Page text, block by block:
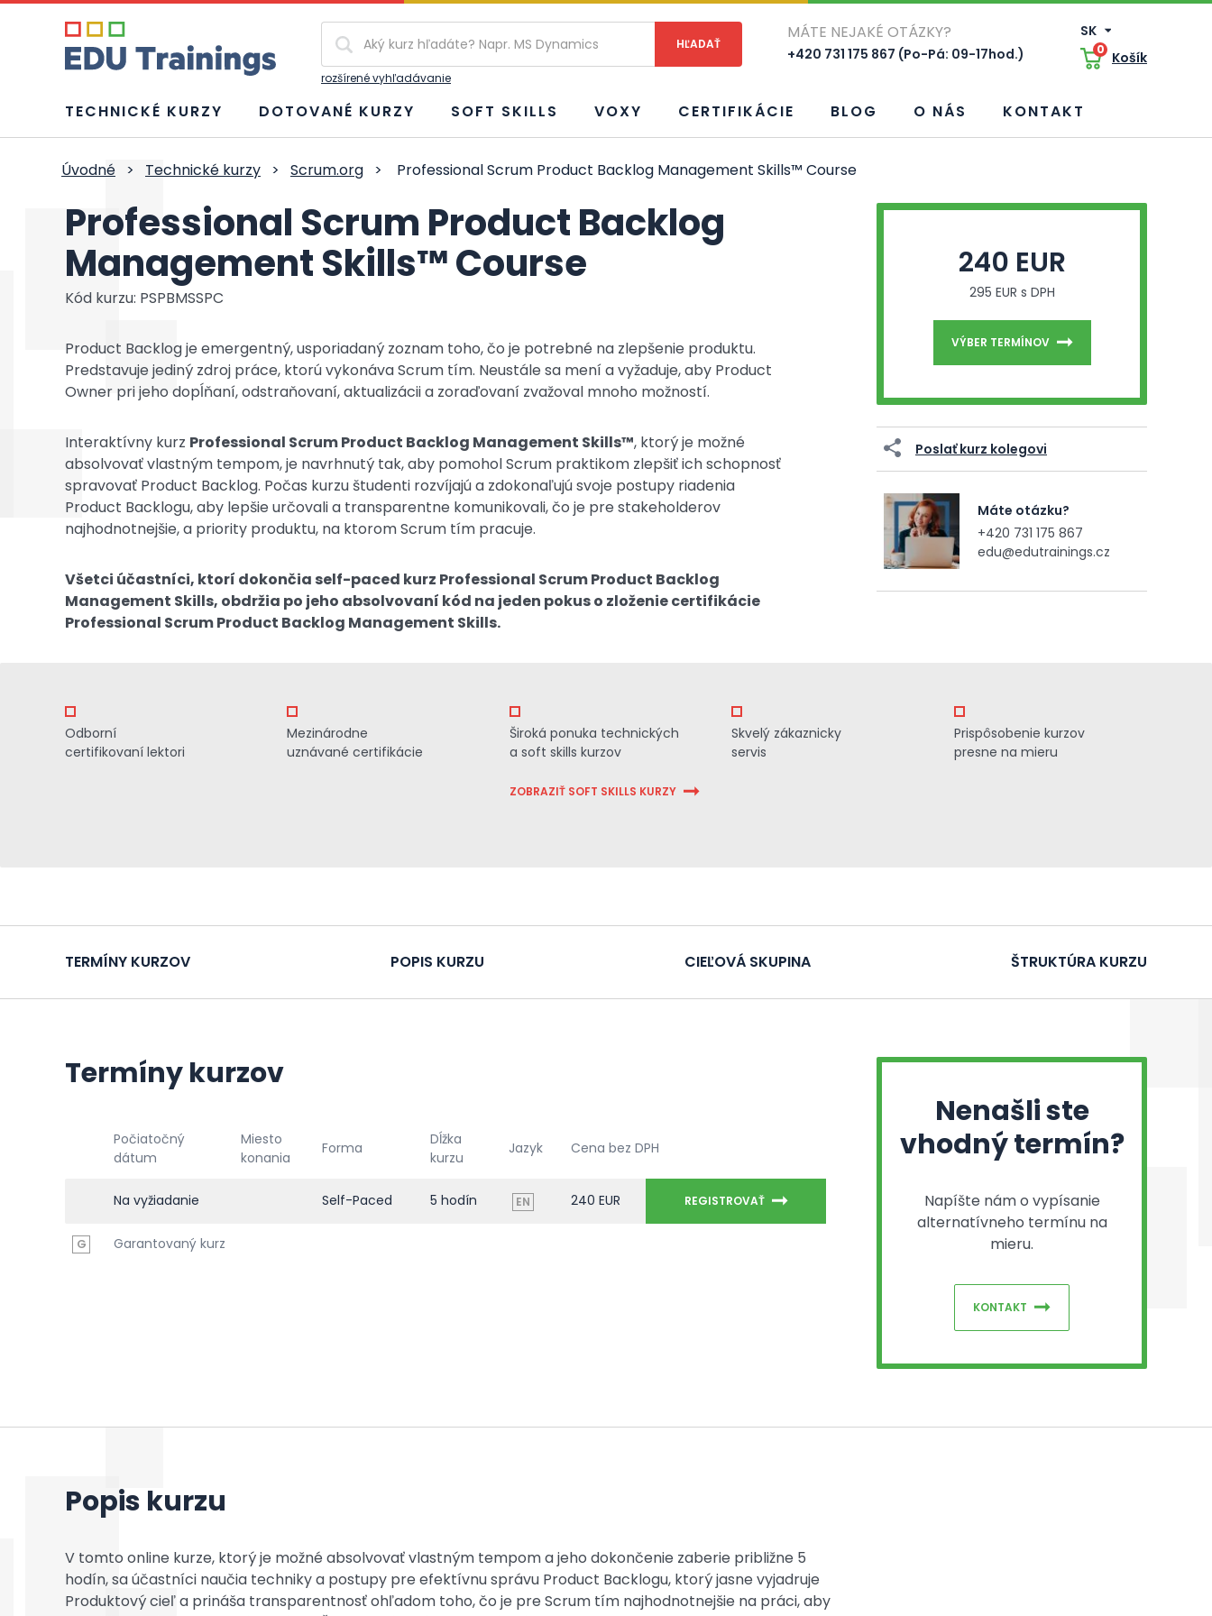
rozšírené vyhľadávanie
MÁTE NEJAKÉ OTÁZKY?
+420 731 175 867 (Po-Pá: 09-17hod.)
SK
0 Košík
TECHNICKÉ KURZY DOTOVANÉ KURZY SOFT SKILLS VOXY CERTIFIKÁCIE BLOG O NÁS KONTAKT
Úvodné > Technické kurzy > Scrum.org > Professional Scrum Product Backlog Management Skills™ Course
Professional Scrum Product Backlog
Management Skills™ Course
Kód kurzu: PSPBMSSPC
Product Backlog je emergentný, usporiadaný zoznam toho, čo je potrebné na zlepšenie produktu.
Predstavuje jediný zdroj práce, ktorú vykonáva Scrum tím. Neustále sa mení a vyžaduje, aby Product
Owner pri jeho dopĺňaní, odstraňovaní, aktualizácii a zoraďovaní zvažoval mnoho možností.
Interaktívny kurz Professional Scrum Product Backlog Management Skills™, ktorý je možné
absolvovať vlastným tempom, je navrhnutý tak, aby pomohol Scrum praktikom zlepšiť ich schopnosť
spravovať Product Backlog. Počas kurzu študenti rozvíjajú a zdokonaľujú svoje postupy riadenia
Product Backlogu, aby lepšie určovali a transparentne komunikovali, čo je pre stakeholderov
najhodnotnejšie, a priority produktu, na ktorom Scrum tím pracuje.
Všetci účastníci, ktorí dokončia self-paced kurz Professional Scrum Product Backlog
Management Skills, obdržia po jeho absolvovaní kód na jeden pokus o zloženie certifikácie
Professional Scrum Product Backlog Management Skills.
240 EUR
295 EUR s DPH
VÝBER TERMÍNOV
Poslať kurz kolegovi
Máte otázku?
+420 731 175 867
edu@edutrainings.cz
Odborní
certifikovaní lektori
Mezinárodne
uznávané certifikácie
Široká ponuka technických
a soft skills kurzov
ZOBRAZIŤ SOFT SKILLS KURZY
Skvelý zákaznicky
servis
Prispôsobenie kurzov
presne na mieru
TERMÍNY KURZOV POPIS KURZU CIEĽOVÁ SKUPINA ŠTRUKTÚRA KURZU
Termíny kurzov
Počiatočný
dátum
Miesto
konania
Forma
Dĺžka
kurzu
Jazyk Cena bez DPH
Na vyžiadanie Self-Paced 5 hodín EN 240 EUR REGISTROVAŤ
G Garantovaný kurz
Nenašli ste
vhodný termín?
Napíšte nám o vypísanie
alternatívneho termínu na
mieru.
KONTAKT
Popis kurzu
V tomto online kurze, ktorý je možné absolvovať vlastným tempom a jeho dokončenie zaberie približne 5
hodín, sa účastníci naučia techniky a postupy pre efektívnu správu Product Backlogu, ktorý jasne vyjadruje
Produktový cieľ a prináša transparentnosť ohľadom toho, čo je pre Scrum tím najhodnotnejšie na práci, aby